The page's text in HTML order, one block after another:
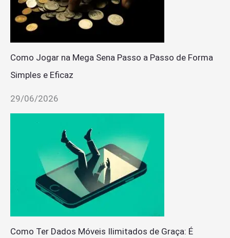
Como Jogar na Mega Sena Passo a Passo de Forma
Simples e Eficaz
29/06/2026
Como Ter Dados Móveis Ilimitados de Graça: É